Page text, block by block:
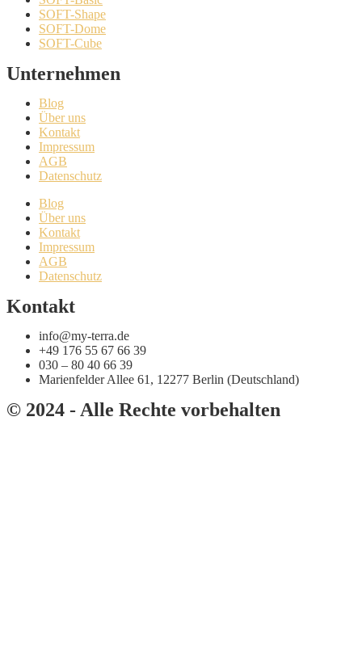
SOFT-Shape
SOFT-Dome
SOFT-Cube
Unternehmen
Blog
Über uns
Kontakt
Impressum
AGB
Datenschutz
Blog
Über uns
Kontakt
Impressum
AGB
Datenschutz
Kontakt
info@my-terra.de
+49 176 55 67 66 39
030 – 80 40 66 39
Marienfelder Allee 61, 12277 Berlin (Deutschland)
© 2024 - Alle Rechte vorbehalten